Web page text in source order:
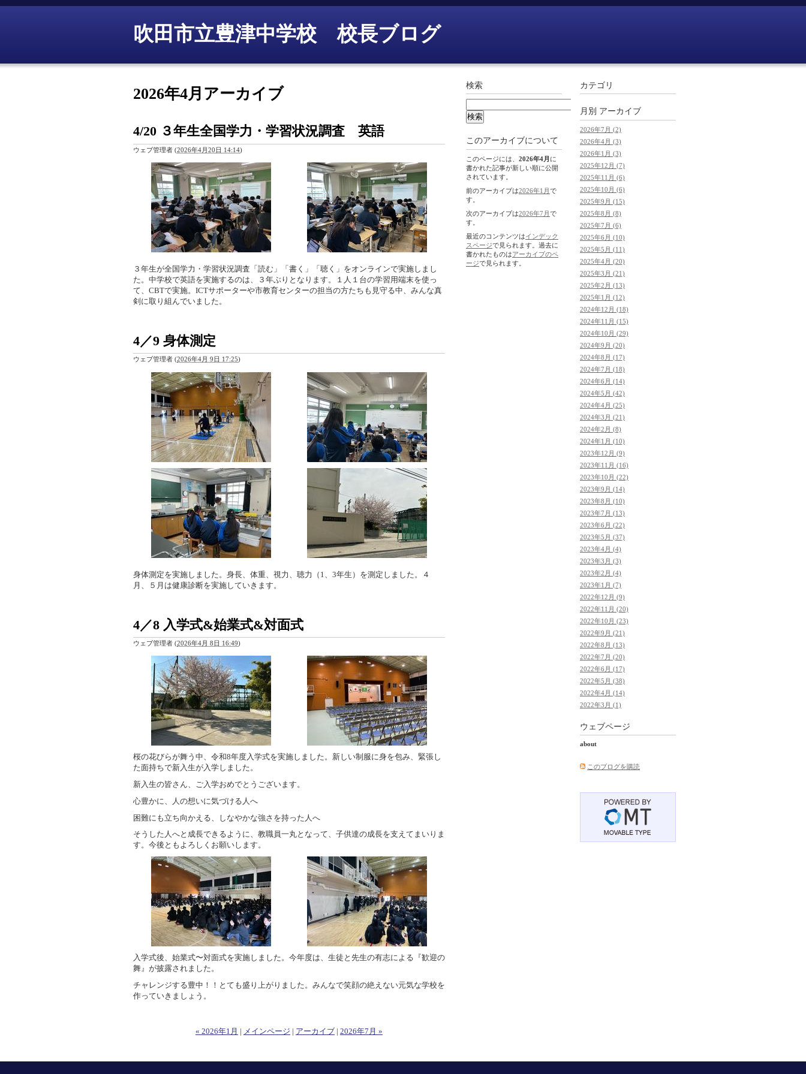
吹田市立豊津中学校 校長ブログ
2026年4月アーカイブ
4/20 ３年生全国学力・学習状況調査 英語
ウェブ管理者 (2026年4月20日 14:14)
３年生が全国学力・学習状況調査「読む」「書く」「聴く」をオンラインで実施しまし
た。中学校で英語を実施するのは、３年ぶりとなります。１人１台の学習用端末を使っ
て、CBTで実施。ICTサポーターや市教育センターの担当の方たちも見守る中、みんな真
剣に取り組んでいました。
4／9 身体測定
ウェブ管理者 (2026年4月 9日 17:25)
身体測定を実施しました。身長、体重、視力、聴力（1、3年生）を測定しました。４
月、５月は健康診断を実施していきます。
4／8 入学式&始業式&対面式
ウェブ管理者 (2026年4月 8日 16:49)
桜の花びらが舞う中、令和8年度入学式を実施しました。新しい制服に身を包み、緊張し
た面持ちで新入生が入学しました。
新入生の皆さん、ご入学おめでとうございます。
心豊かに、人の想いに気づける人へ
困難にも立ち向かえる、しなやかな強さを持った人へ
そうした人へと成長できるように、教職員一丸となって、子供達の成長を支えてまいりま
す。今後ともよろしくお願いします。
入学式後、始業式〜対面式を実施しました。今年度は、生徒と先生の有志による『歓迎の
舞』が披露されました。
チャレンジする豊中！！とても盛り上がりました。みんなで笑顔の絶えない元気な学校を
作っていきましょう。
« 2026年1月 | メインページ | アーカイブ | 2026年7月 »
カテゴリ
月別 アーカイブ
2026年7月 (2)
2026年4月 (3)
2026年1月 (3)
2025年12月 (7)
2025年11月 (6)
2025年10月 (6)
2025年9月 (15)
2025年8月 (8)
2025年7月 (6)
2025年6月 (10)
2025年5月 (11)
2025年4月 (20)
2025年3月 (21)
2025年2月 (13)
2025年1月 (12)
2024年12月 (18)
2024年11月 (15)
2024年10月 (29)
2024年9月 (20)
2024年8月 (17)
2024年7月 (18)
2024年6月 (14)
2024年5月 (42)
2024年4月 (25)
2024年3月 (21)
2024年2月 (8)
2024年1月 (10)
2023年12月 (9)
2023年11月 (16)
2023年10月 (22)
2023年9月 (14)
2023年8月 (10)
2023年7月 (13)
2023年6月 (22)
2023年5月 (37)
2023年4月 (4)
2023年3月 (3)
2023年2月 (4)
2023年1月 (7)
2022年12月 (9)
2022年11月 (20)
2022年10月 (23)
2022年9月 (21)
2022年8月 (13)
2022年7月 (20)
2022年6月 (17)
2022年5月 (38)
2022年4月 (14)
2022年3月 (1)
ウェブページ
about
このブログを購読
検索
このアーカイブについて
このページには、 2026年4月 に
書かれた記事が新しい順に公開
されています。
前のアーカイブは2026年1月で
す。
次のアーカイブは2026年7月で
す。
最近のコンテンツはインデック
スページで見られます。過去に
書かれたものはアーカイブのペ
ージで見られます。